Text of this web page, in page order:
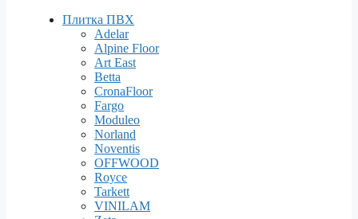
Плитка ПВХ
Adelar
Alpine Floor
Art East
Betta
CronaFloor
Fargo
Moduleo
Norland
Noventis
OFFWOOD
Royce
Tarkett
VINILAM